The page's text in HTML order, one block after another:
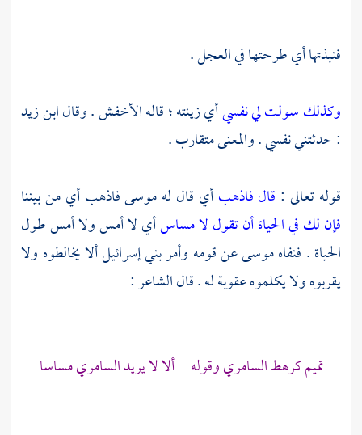
فنبذتها أي طرحتها في العجل .
وكذلك سولت لي نفسيأي زينته ؛ قالهالأخفش. وقالابن زيد
: حدثتني نفسي . والمعنى متقارب .
قوله تعالى : قال فاذهبأي قال لهموسىفاذهب أي من بيننا
فإن لك في الحياة أن تقول لا مساسأي لا أمس ولا أمس طول
الحياة . فنفاهموسىعن قومه وأمربني إسرائيلألا يخالطوه ولا
يقربوه ولا يكلموه عقوبة له . قال الشاعر :
تميمكرهطالسامريوقوله ألا لا يريدالسامريمساسا